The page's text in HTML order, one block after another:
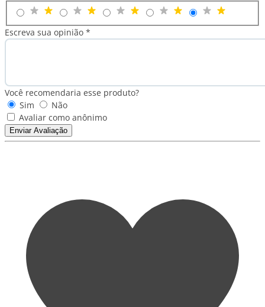
Escreva sua opinião *
Você recomendaria esse produto?
Sim
Não
Avaliar como anônimo
Enviar Avaliação